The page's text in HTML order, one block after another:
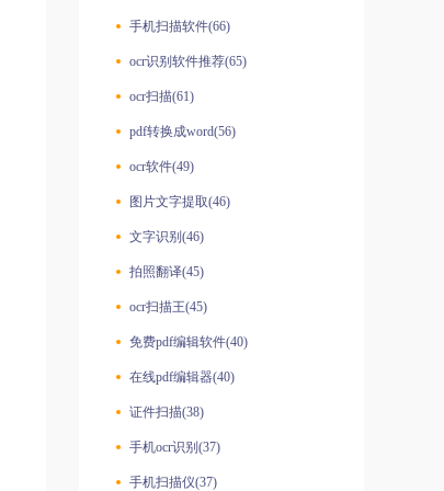
手机扫描软件(66)
ocr识别软件推荐(65)
ocr扫描(61)
pdf转换成word(56)
ocr软件(49)
图片文字提取(46)
文字识别(46)
拍照翻译(45)
ocr扫描王(45)
免费pdf编辑软件(40)
在线pdf编辑器(40)
证件扫描(38)
手机ocr识别(37)
手机扫描仪(37)